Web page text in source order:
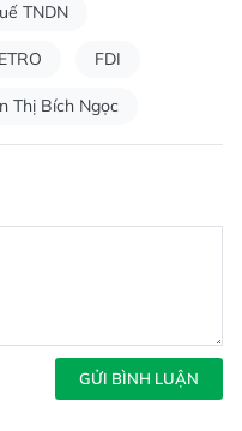
TNDN
FDI
Thị Bích Ngọc
GỬI BÌNH LUẬN